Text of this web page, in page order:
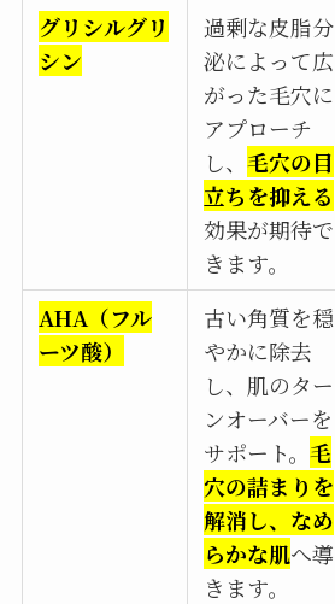
グリシルグリ
シン
過剰な皮脂分
泌によって広
がった毛穴に
アプローチ
し、毛穴の目
立ちを抑える
効果が期待で
きます。
AHA（フル
ーツ酸）
古い角質を穏
やかに除去
し、肌のター
ンオーバーを
サポート。毛
穴の詰まりを
解消し、なめ
らかな肌へ導
きます。